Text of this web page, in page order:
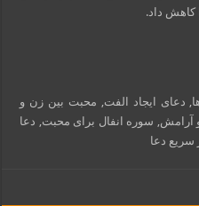
کاهش داد.
دعای ایجاد الفت, محبت بین زن و
سوره انفال برای محبت, دعا
سریع دعا